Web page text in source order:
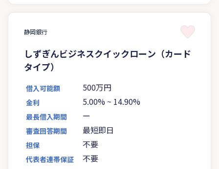
静岡銀行
しずぎんビジネスクイックローン（カード
タイプ）
借入可能額 500万円
金利 5.00% ~ 14.90%
最長借入期間 ー
審査回答期間 最短即日
担保 不要
代表者連帯保証 不要